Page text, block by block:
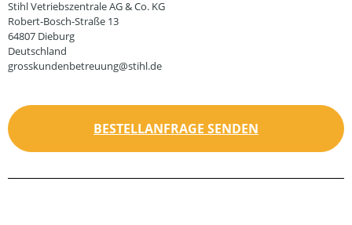
Stihl Vetriebszentrale AG & Co. KG
Robert-Bosch-Straße 13
64807 Dieburg
Deutschland
grosskundenbetreuung@stihl.de
BESTELLANFRAGE SENDEN